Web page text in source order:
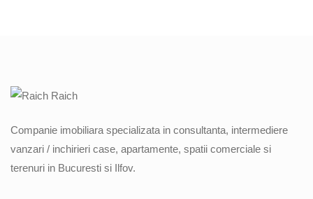
Companie imobiliara specializata in consultanta, intermediere
vanzari / inchirieri case, apartamente, spatii comerciale si
terenuri in Bucuresti si Ilfov.